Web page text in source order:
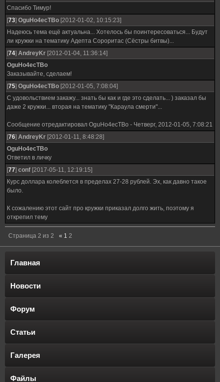
Спасибо Тимур!
[73] OguHo4ecTBo [2012-01-02, 10:15:23]
Надеюсь тема ещё актуальна... Хотелось бы поинтересоваться... Будут
ли кружки на тематику Адепта Сороритас (Сёстры битвы)...
[74] AndreyKr [2012-01-04, 11:36:14]
OguHo4ecTBo
Заказывайте, сделаем!
[75] OguHo4ecTBo [2012-01-05, 7:08:04]
С удовольствием закажу... знать бы как и где это сделать... ) заказал бы
даже 2 кружки... вторая на тематику "Караула смерти"...
Сообщение отредактировал OguHo4ecTBo - Четверг, 2012-01-05, 7:08:21
[76] AndreyKr [2012-01-11, 8:48:28]
OguHo4ecTBo
Ответил в личку
[77] conf [2017-05-11, 12:19:15]
Курс доллара колеблется в пределах 27-28 рублей. Эх, как давно такое
было.
К сожалению этот сайт про кружки приказал долго жить, поэтому я
открепил тему
Страница 2 из 2 « 1 2
Главная
Новости
Форум
Статьи
Галерея
Файлы